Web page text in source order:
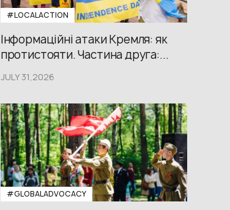
#LOCALACTION
Інформаційні атаки Кремля: як
протистояти. Частина друга:...
JULY 31,2026
#GLOBALADVOCACY